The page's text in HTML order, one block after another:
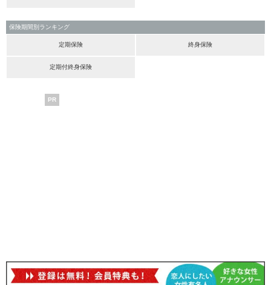
保険期間別ランキング
定期保険 終身保険
定期付終身保険
PR